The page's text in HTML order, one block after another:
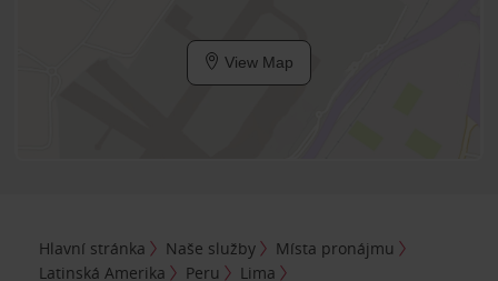
View Map
Hlavní stránka Naše služby
Místa pronájmu
Latinská Amerika
Peru
Lima